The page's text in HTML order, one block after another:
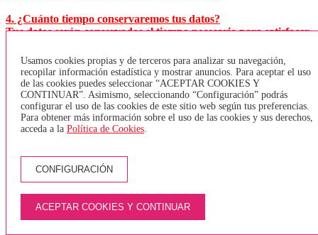
4. ¿Cuánto tiempo conservaremos tus datos?
Tus datos serán conservados el tiempo necesario para satisfacer
casos en los que la Ley establezca un término distinto. En estos
casos, tus datos se conservarán oportunamente bloqueados
para garantizar su seguridad y confidencialidad.
5. ¿Cuáles son tus derechos?
En cualquier momento, puedes solicitar el acceso a tus datos,
saber si los estamos tratando o no, así como solicitar su
portabilidad. También puedes revocar el consentimiento para
su tratamiento. Solamente tienes que enviar un correo
electrónico a lopd@teisa-bus.com con tu solicitud.
6. ¿Cedemos tus datos a terceros? ¿Habrá transferencias
internacionales de datos?
Usamos cookies propias y de terceros para analizar su navegación,
recopilar información estadística y mostrar anuncios. Para aceptar el uso
de las cookies puedes seleccionar “ACEPTAR COOKIES Y
CONTINUAR”. Asimismo, seleccionando “Configuración” podrás
configurar el uso de las cookies de este sitio web según tus preferencias.
Para obtener más información sobre el uso de las cookies y sus derechos,
acceda a la Política de Cookies.
CONFIGURACIÓN
ACEPTAR COOKIES Y CONTINUAR